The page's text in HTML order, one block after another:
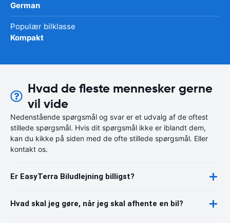
German
Populær bilklasse
Kompakt
Hvad de fleste mennesker gerne
vil vide
Nedenstående spørgsmål og svar er et udvalg af de oftest
stillede spørgsmål. Hvis dit spørgsmål ikke er iblandt dem,
kan du kikke på siden med de ofte stillede spørgsmål. Eller
kontakt os.
Er EasyTerra Biludlejning billigst?
Hvad skal jeg gøre, når jeg skal afhente en bil?